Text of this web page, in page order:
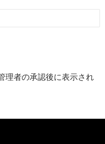
理者の承認後に表示され